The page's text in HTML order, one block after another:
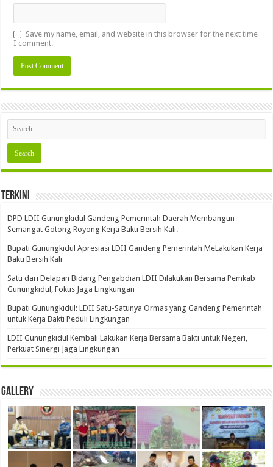
Save my name, email, and website in this browser for the next time
I comment.
Terkini
DPD LDII Gunungkidul Gandeng Pemerintah Daerah Membangun
Semangat Gotong Royong Kerja Bakti Bersih Kali.
Bupati Gunungkidul Apresiasi LDII Gandeng Pemerintah MeLakukan Kerja
Bakti Bersih Kali ‎
Satu dari Delapan Bidang Pengabdian LDII Dilakukan Bersama Pemkab
Gunungkidul, Fokus Jaga Lingkungan
Bupati Gunungkidul: LDII Satu-Satunya Ormas yang Gandeng Pemerintah
untuk Kerja Bakti Peduli Lingkungan
LDII Gunungkidul Kembali Lakukan Kerja Bersama Bakti untuk Negeri,
Perkuat Sinergi Jaga Lingkungan
Gallery